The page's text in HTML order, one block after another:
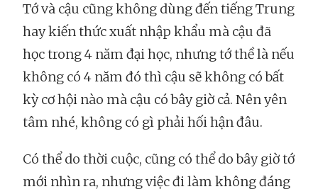
Tớ và cậu cũng không dùng đến tiếng Trung
hay kiến thức xuất nhập khẩu mà cậu đã
học trong 4 năm đại học, nhưng tớ thề là nếu
không có 4 năm đó thì cậu sẽ không có bất
kỳ cơ hội nào mà cậu có bây giờ cả. Nên yên
tâm nhé, không có gì phải hối hận đâu.
Có thể do thời cuộc, cũng có thể do bây giờ tớ
mới nhìn ra, nhưng việc đi làm không đáng